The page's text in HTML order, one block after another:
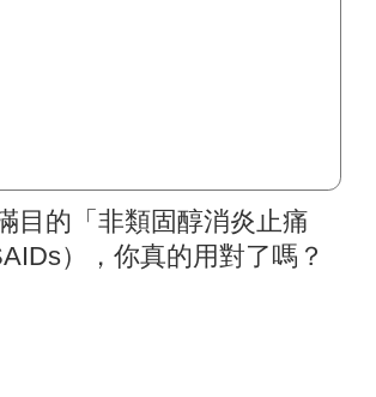
目的「非類固醇消炎止痛
），你真的用對了嗎？